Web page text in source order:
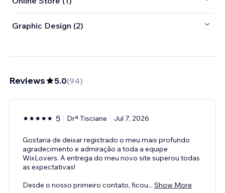
Graphic Design (2)
Reviews 5.0(94)
5 Drª Tisciane Jul 7, 2026
Gostaria de deixar registrado o meu mais profundo
agradecimento e admiração a toda a equipe
WixLovers. A entrega do meu novo site superou todas
as expectativas!
Desde o nosso primeiro contato, ficou... Show More